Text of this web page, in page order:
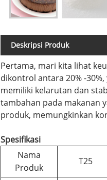
Deskripsi Produk
Pertama, mari kita lihat
dikontrol antara 20% -
memiliki kelarutan dan
tambahan pada makanan
produk, memungkinkan
Spesifikasi
Nama
Produk
T25